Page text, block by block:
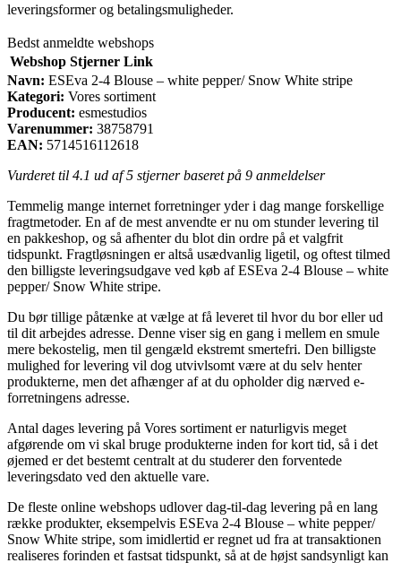
leveringsformer og betalingsmuligheder.
Bedst anmeldte webshops
Webshop Stjerner Link
Navn: ESEva 2-4 Blouse – white pepper/ Snow White stripe
Kategori: Vores sortiment
Producent: esmestudios
Varenummer: 38758791
EAN: 5714516112618
Vurderet til 4.1 ud af 5 stjerner baseret på 9 anmeldelser
Temmelig mange internet forretninger yder i dag mange forskellige
fragtmetoder. En af de mest anvendte er nu om stunder levering til
en pakkeshop, og så afhenter du blot din ordre på et valgfrit
tidspunkt. Fragtløsningen er altså usædvanlig ligetil, og oftest tilmed
den billigste leveringsudgave ved køb af ESEva 2-4 Blouse – white
pepper/ Snow White stripe.
Du bør tillige påtænke at vælge at få leveret til hvor du bor eller ud
til dit arbejdes adresse. Denne viser sig en gang i mellem en smule
mere bekostelig, men til gengæld ekstremt smertefri. Den billigste
mulighed for levering vil dog utvivlsomt være at du selv henter
produkterne, men det afhænger af at du opholder dig nærved e-
forretningens adresse.
Antal dages levering på Vores sortiment er naturligvis meget
afgørende om vi skal bruge produkterne inden for kort tid, så i det
øjemed er det bestemt centralt at du studerer den forventede
leveringsdato ved den aktuelle vare.
De fleste online webshops udlover dag-til-dag levering på en lang
række produkter, eksempelvis ESEva 2-4 Blouse – white pepper/
Snow White stripe, som imidlertid er regnet ud fra at transaktionen
realiseres forinden et fastsat tidspunkt, så at de højst sandsynligt kan